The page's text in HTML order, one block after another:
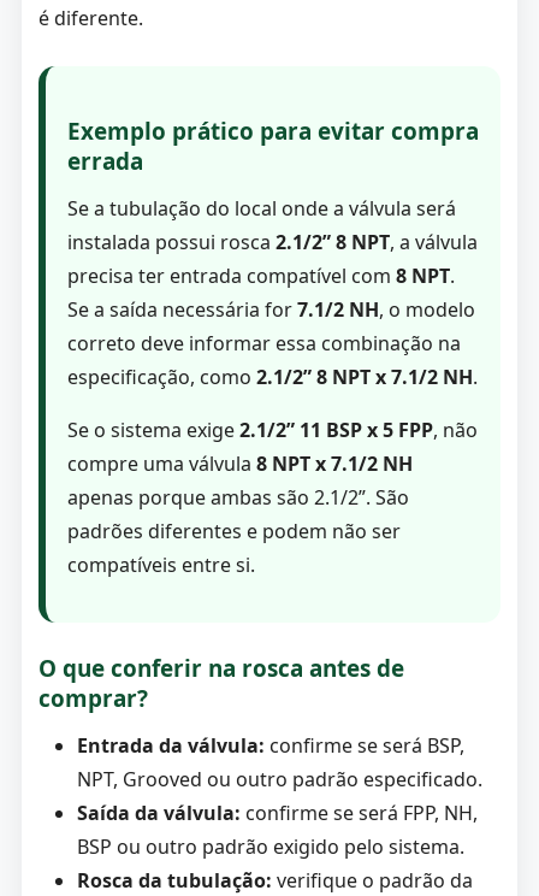
é diferente.
Exemplo prático para evitar compra
errada
Se a tubulação do local onde a válvula será
instalada possui rosca 2.1/2” 8 NPT, a válvula
precisa ter entrada compatível com 8 NPT.
Se a saída necessária for7.1/2 NH, o modelo
correto deve informar essa combinação na
especificação, como 2.1/2” 8 NPT x 7.1/2 NH.
Se o sistema exige2.1/2” 11 BSP x 5 FPP, não
compre uma válvula 8 NPT x 7.1/2 NH
apenas porque ambas são 2.1/2”. São
padrões diferentes e podem não ser
compatíveis entre si.
O que conferir na rosca antes de
comprar?
Entrada da válvula: confirme se será BSP,
NPT, Grooved ou outro padrão especificado.
Saída da válvula: confirme se será FPP, NH,
BSP ou outro padrão exigido pelo sistema.
Rosca da tubulação: verifique o padrão da